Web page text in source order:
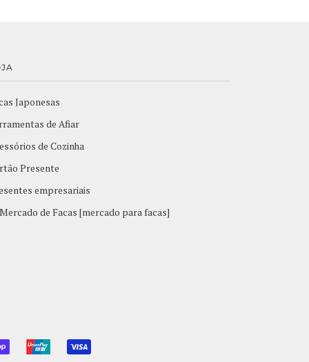
Japonesas
de Afiar
de Cozinha
Presente
empresariais
de Facas [mercado para facas]
SHOPIFY
UNIONPAY